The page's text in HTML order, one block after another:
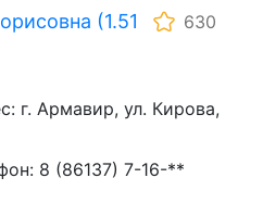
(1.51
630
г. Армавир, ул. Кирова,
8 (86137) 7-16-**